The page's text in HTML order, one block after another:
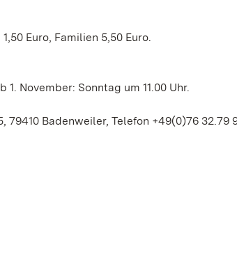
Euro, Familien 5,50 Euro.
1. November: Sonntag um 11.00 Uhr.
Badenweiler, Telefon +49(0)76 32.79